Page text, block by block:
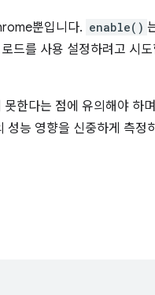
뿐입니다. enable()
드를 사용 설정하려고 시
한다는 점에 유의해야 하
능 영향을 신중하게 측정